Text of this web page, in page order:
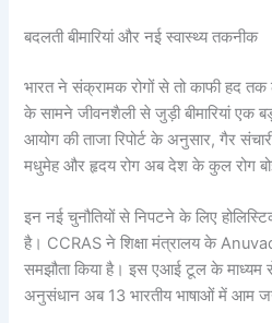
बदलती बीमारियां और नई स्वास्थ्य तकनीक
भारत ने संक्रामक रोगों से तो काफी हद
के सामने जीवनशैली से जुड़ी बीमारियां एक
आयोग की ताजा रिपोर्ट के अनुसार, गैर
मधुमेह और हृदय रोग अब देश के कुल रोग
इन नई चुनौतियों से निपटने के लिए
है। CCRAS ने शिक्षा मंत्रालय के
समझौता किया है। इस एआई टूल के माध्यम
अनुसंधान अब 13 भारतीय भाषाओं में आम